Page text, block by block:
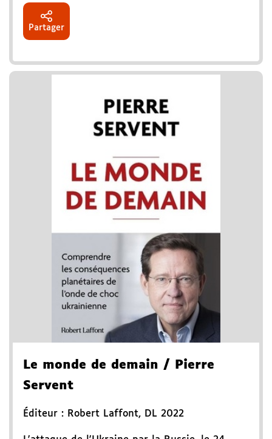
Partager
Le monde de demain / Pierre
Servent
Éditeur : Robert Laffont, DL 2022